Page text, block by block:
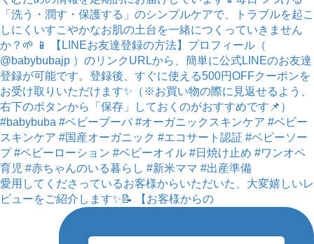
愛用してくださっているお客様からいただいた、大変嬉しいレ
ビューをご紹介します✨📝 【お客様からの